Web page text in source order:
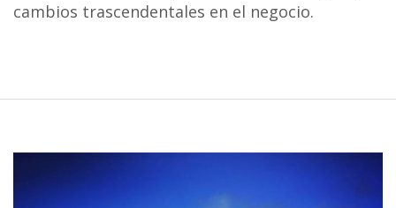
cambios trascendentales en el negocio.